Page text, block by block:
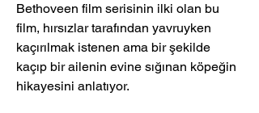
Bethoveen film serisinin ilki olan bu
film, hırsızlar tarafından yavruyken
kaçırılmak istenen ama bir şekilde
kaçıp bir ailenin evine sığınan köpeğin
hikayesini anlatıyor.